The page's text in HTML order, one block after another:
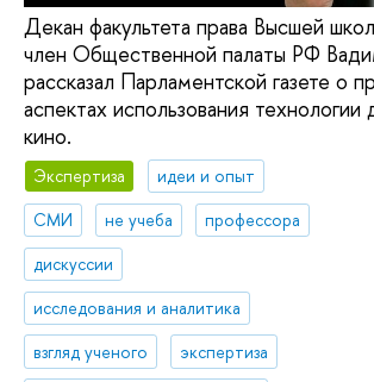
Декан факультета права Высшей
член Общественной палаты РФ
рассказал Парламентской газете о
аспектах использования технологии
кино.
Экспертиза
идеи и опыт
СМИ
не учеба
профессора
дискуссии
исследования и аналитика
взгляд ученого
экспертиза